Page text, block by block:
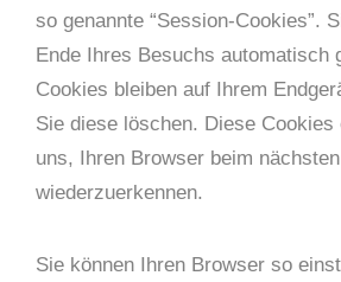
so genannte “Session-Cookies”.
Ende Ihres Besuchs automatisch
Cookies bleiben auf Ihrem
Sie diese löschen. Diese Cookies
uns, Ihren Browser beim
wiederzuerkennen.
Sie können Ihren Browser so